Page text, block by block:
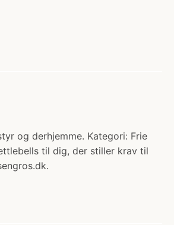
og derhjemme. Kategori: Frie
til dig, der stiller krav til